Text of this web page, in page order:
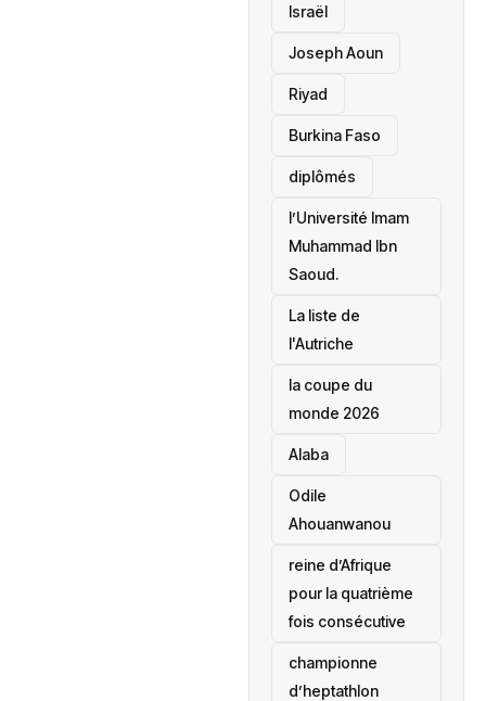
Israël
Joseph Aoun
Riyad
Burkina Faso
diplômés
l’Université Imam
Muhammad Ibn
Saoud.
‎La liste de
l'Autriche
la coupe du
monde 2026
Alaba
Odile
Ahouanwanou
reine d’Afrique
pour la quatrième
fois consécutive
championne
d’heptathlon